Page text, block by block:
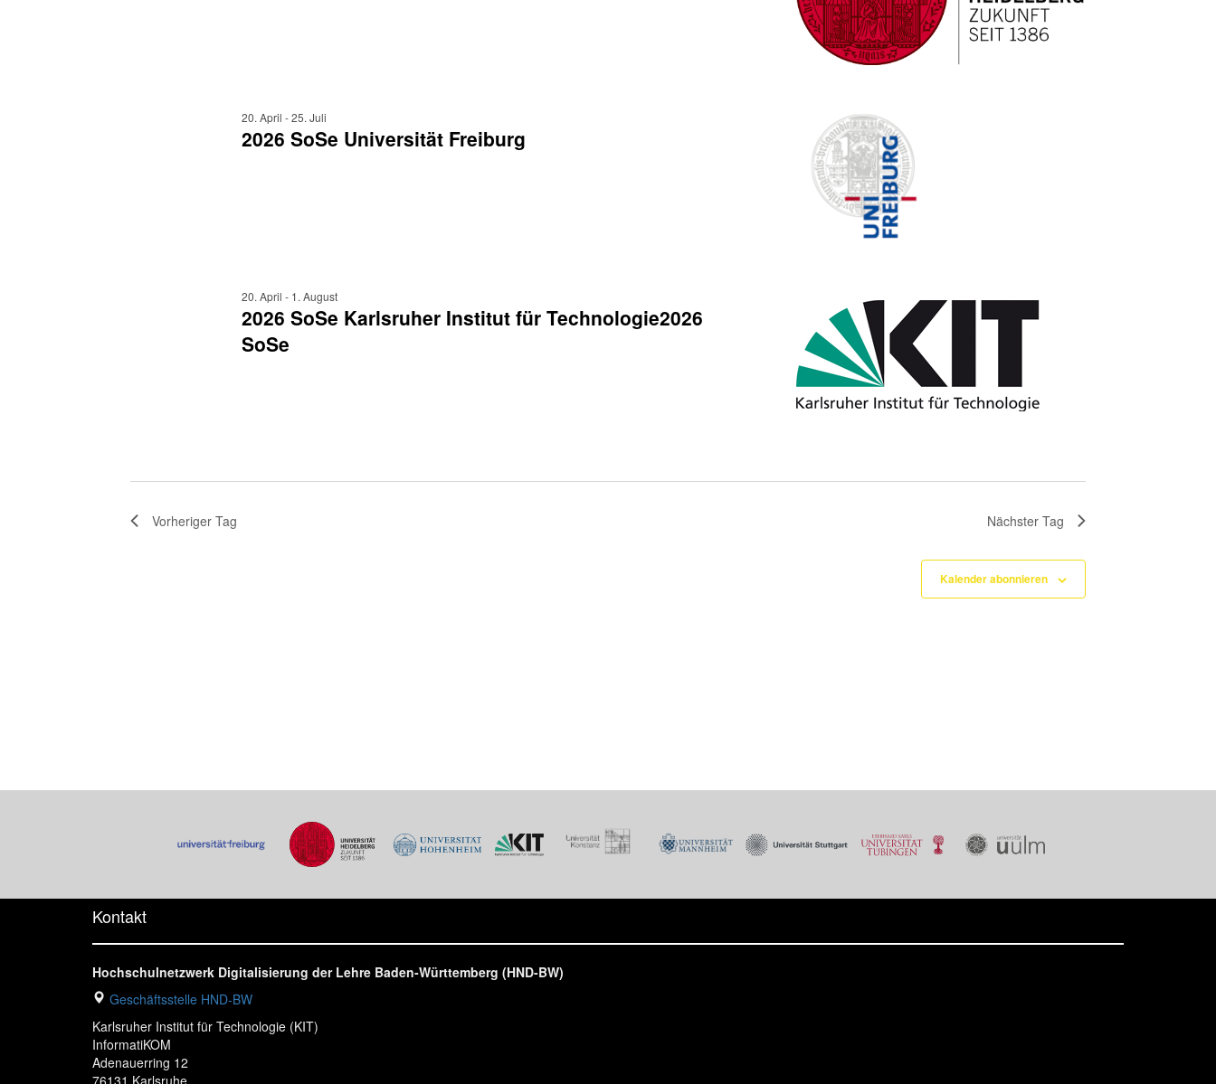
2026 SoSe Universität Freiburg
20. April -25. Juli
2026 SoSe Karlsruher Institut für Technologie2026
SoSe
20. April - 1. August
Vorheriger Tag Nächster Tag
Kalender abonnieren
Kontakt
Hochschulnetzwerk Digitalisierung der Lehre Baden-Württemberg (HND-BW)
Geschäftsstelle HND-BW
Karlsruher Institut für Technologie (KIT)
InformatiKOM
Adenauerring 12